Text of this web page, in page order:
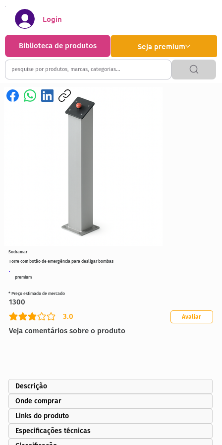
Seja premium
Biblioteca de produtos
Login
premium
Torre com botão de emergência para desligar bombas
3.0
classificação média é 3 de 5
Veja comentários sobre o produto
Avaliar
* Preço estimado de mercado
1300
Sodramar
Descrição
Onde comprar
Links do produto
Especificações técnicas